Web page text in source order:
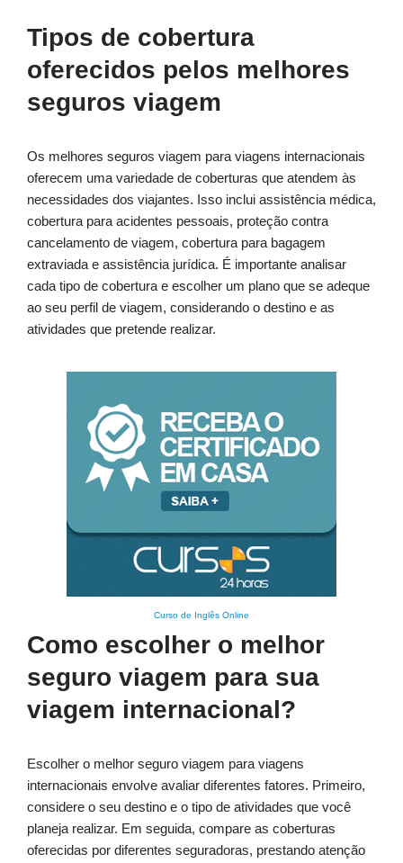
Tipos de cobertura
oferecidos pelos melhores
seguros viagem
Os melhores seguros viagem para viagens internacionais
oferecem uma variedade de coberturas que atendem às
necessidades dos viajantes. Isso inclui assistência médica,
cobertura para acidentes pessoais, proteção contra
cancelamento de viagem, cobertura para bagagem
extraviada e assistência jurídica. É importante analisar
cada tipo de cobertura e escolher um plano que se adeque
ao seu perfil de viagem, considerando o destino e as
atividades que pretende realizar.
Curso de Inglês Online
Como escolher o melhor
seguro viagem para sua
viagem internacional?
Escolher o melhor seguro viagem para viagens
internacionais envolve avaliar diferentes fatores. Primeiro,
considere o seu destino e o tipo de atividades que você
planeja realizar. Em seguida, compare as coberturas
oferecidas por diferentes seguradoras, prestando atenção